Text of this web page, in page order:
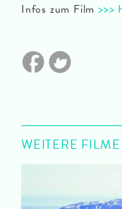
Infos zum Film >>>
WEITERE FILME